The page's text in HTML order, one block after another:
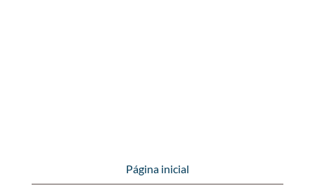
Página inicial